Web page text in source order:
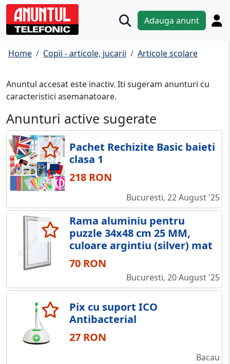
Adauga anunt
Home Copii - articole, jucarii Articole scolare
Anuntul accesat este inactiv. Iti sugeram anunturi cu
caracteristici asemanatoare.
Anunturi active sugerate
Pachet Rechizite Basic baieti
clasa 1
218 RON
Bucuresti, 22 August '25
Rama aluminiu pentru
puzzle 34x48 cm 25 MM,
culoare argintiu (silver) mat
70 RON
Bucuresti, 20 August '25
Pix cu suport ICO
Antibacterial
27 RON
Bacau